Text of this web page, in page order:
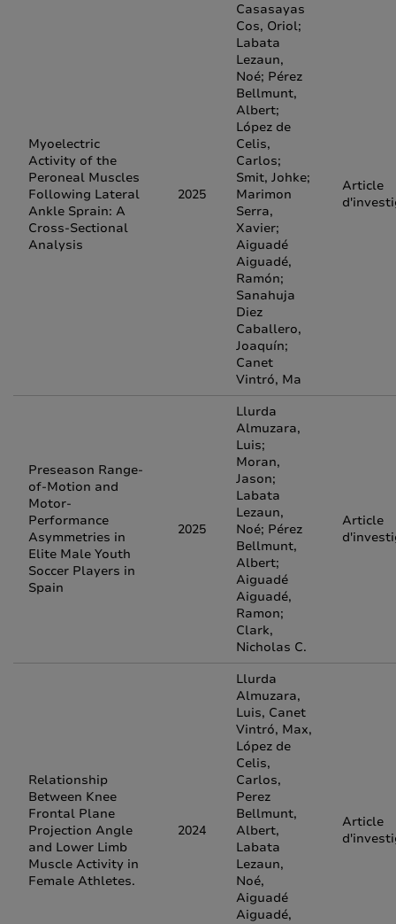
Myoelectric
Activity of the
Peroneal Muscles
Following Lateral
Ankle Sprain: A
Cross-Sectional
Analysis
2025
Casasayas
Cos, Oriol;
Labata
Lezaun,
Noé; Pérez
Bellmunt,
Albert;
López de
Celis,
Carlos;
Smit, Johke;
Marimon
Serra,
Xavier;
Aiguadé
Aiguadé,
Ramón;
Sanahuja
Diez
Caballero,
Joaquín;
Canet
Vintró, Ma
Article
Preseason Range-
of-Motion and
Motor-
Performance
Asymmetries in
Elite Male Youth
Soccer Players in
Spain
2025
Llurda
Almuzara,
Luis;
Moran,
Jason;
Labata
Lezaun,
Noé; Pérez
Bellmunt,
Albert;
Aiguadé
Aiguadé,
Ramon;
Clark,
Nicholas C.
Article
Relationship
Between Knee
Frontal Plane
Projection Angle
and Lower Limb
Muscle Activity in
Female Athletes.
2024
Llurda
Almuzara,
Luis, Canet
Vintró, Max,
López de
Celis,
Carlos,
Perez
Bellmunt,
Albert,
Labata
Lezaun,
Noé,
Aiguadé
Aiguadé,
Article